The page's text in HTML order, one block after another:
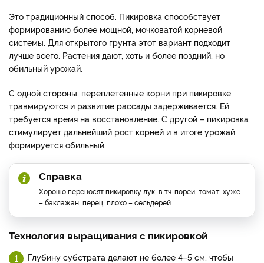
Это традиционный способ. Пикировка способствует
формированию более мощной, мочковатой корневой
системы. Для открытого грунта этот вариант подходит
лучше всего. Растения дают, хоть и более поздний, но
обильный урожай.
С одной стороны, переплетенные корни при пикировке
травмируются и развитие рассады задерживается. Ей
требуется время на восстановление. С другой – пикировка
стимулирует дальнейший рост корней и в итоге урожай
формируется обильный.
Справка
Хорошо переносят пикировку лук, в т.ч. порей, томат; хуже
– баклажан, перец, плохо – сельдерей.
Технология выращивания с пикировкой
Глубину субстрата делают не более 4–5 см, чтобы